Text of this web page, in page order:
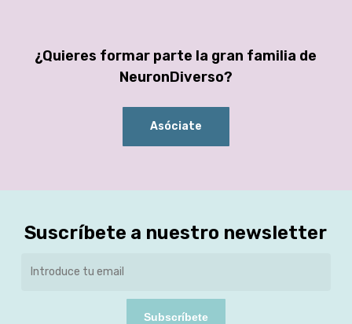
¿Quieres formar parte la gran familia de
NeuronDiverso?
Asóciate
Suscríbete a nuestro newsletter
Subscríbete